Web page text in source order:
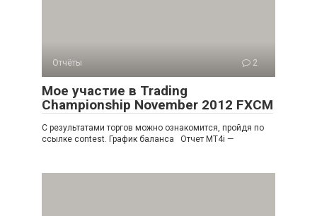
Отчёты 2
Мое участие в Trading
Championship November 2012 FXCM
С результатами торгов можно ознакомится, пройдя по
ссылке contest. График баланса Отчет MT4i —